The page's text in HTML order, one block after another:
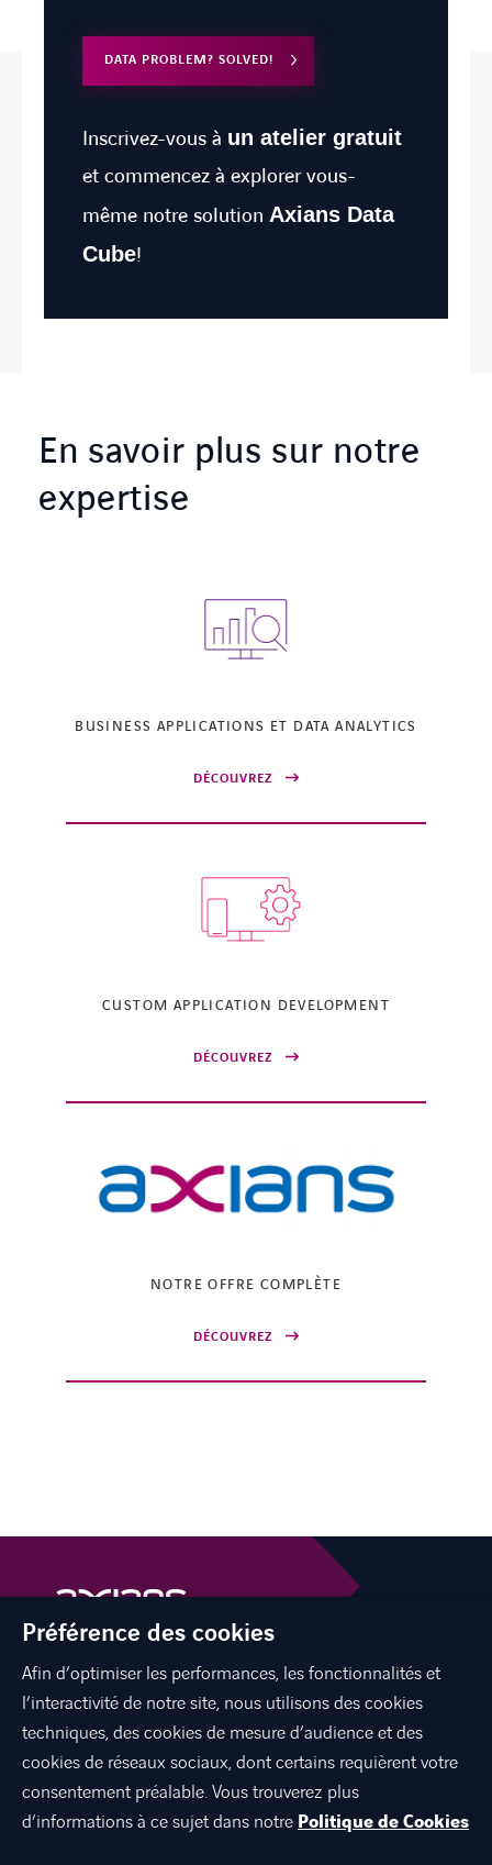
DATA PROBLEM? SOLVED!
Inscrivez-vous à un atelier gratuit
et commencez à explorer vous-
même notre solution Axians Data
Cube!
En savoir plus sur notre
expertise
BUSINESS APPLICATIONS ET DATA ANALYTICS
DÉCOUVREZ
CUSTOM APPLICATION DEVELOPMENT
DÉCOUVREZ
NOTRE OFFRE COMPLÈTE
DÉCOUVREZ
facebook
twitter linkedin youtube
À PROPOS DE NOUS
TRAVAILLER CHEZ NOUS
Préférence des cookies
Afin d’optimiser les performances, les fonctionnalités et
l’interactivité de notre site, nous utilisons des cookies
techniques, des cookies de mesure d’audience et des
cookies de réseaux sociaux, dont certains requièrent votre
consentement préalable. Vous trouverez plus
d’informations à ce sujet dans notre Politique de Cookies